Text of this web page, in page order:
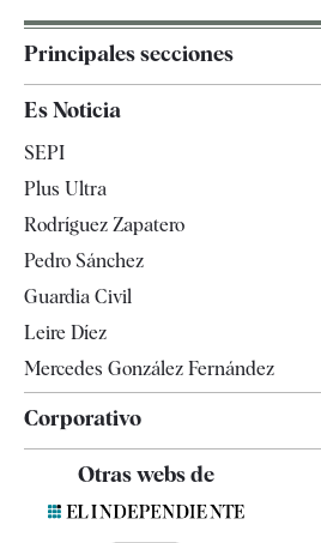
Principales secciones
España
Televisión
Es Noticia
SEPI
Plus Ultra
Rodríguez Zapatero
Pedro Sánchez
Guardia Civil
Leire Díez
Mercedes González Fernández
Corporativo
Contacto
Otras webs de